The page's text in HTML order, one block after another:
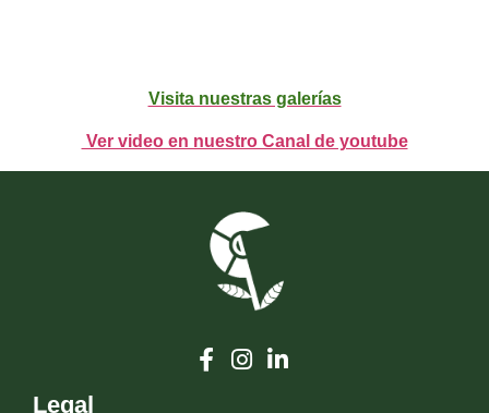
Visita nuestras galerías
Ver video en nuestro Canal de youtube
Legal